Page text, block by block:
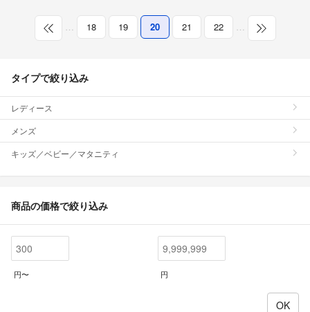
… 18 19 20 21 22 …
タイプで絞り込み
レディース
メンズ
キッズ／ベビー／マタニティ
商品の価格で絞り込み
円〜 円